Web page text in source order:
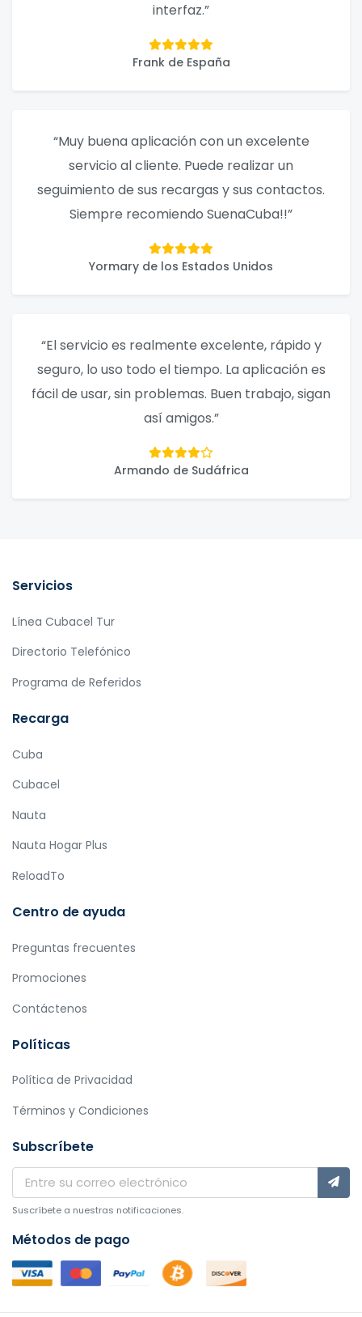
interfaz.”
Frank de España
“Muy buena aplicación con un excelente
servicio al cliente. Puede realizar un
seguimiento de sus recargas y sus contactos.
Siempre recomiendo SuenaCuba!!”
Yormary de los Estados Unidos
“El servicio es realmente excelente, rápido y
seguro, lo uso todo el tiempo. La aplicación es
fácil de usar, sin problemas. Buen trabajo, sigan
así amigos.”
Armando de Sudáfrica
Servicios
Línea Cubacel Tur
Directorio Telefónico
Programa de Referidos
Recarga
Cuba
Cubacel
Nauta
Nauta Hogar Plus
ReloadTo
Centro de ayuda
Preguntas frecuentes
Promociones
Contáctenos
Políticas
Política de Privacidad
Términos y Condiciones
Subscríbete
Suscríbete a nuestras notificaciones.
Métodos de pago